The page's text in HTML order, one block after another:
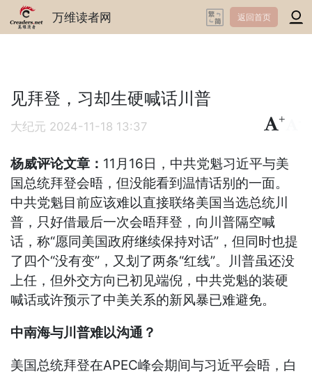
万维读者网 返回首页
见拜登，习却生硬喊话川普
大纪元 2024-11-18 13:37
+
杨威评论文章： 11月16日，中共党魁习近平与美
国总统拜登会晤，但没能看到温情话别的一面。
中共党魁目前应该难以直接联络美国当选总统川
普，只好借最后一次会晤拜登，向川普隔空喊
话，称“愿同美国政府继续保持对话”，但同时也提
了四个“没有变”，又划了两条“红线”。川普虽还没
上任，但外交方向已初见端倪，中共党魁的装硬
喊话或许预示了中美关系的新风暴已难避免。
中南海与川普难以沟通？
美国总统拜登在APEC峰会期间与习近平会晤，白